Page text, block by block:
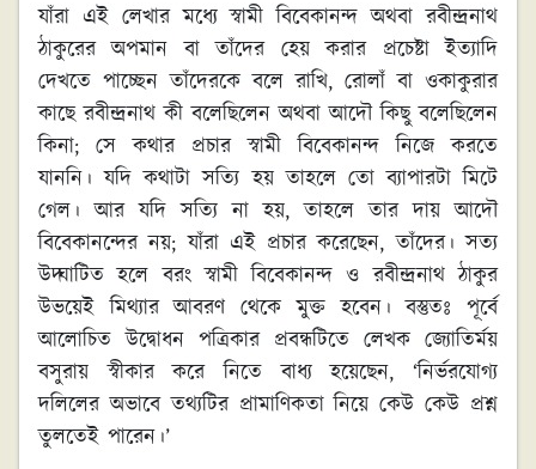
যাঁরা এই লেখার মধ্যে স্বামী বিবেকানন্দ অথবা রবীন্দ্রনাথ
ঠাকুরের অপমান বা তাঁদের হেয় করার প্রচেষ্টা ইত্যাদি
দেখতে পাচ্ছেন তাঁদেরকে বলে রাখি, রোলাঁ বা ওকাকুরার
কাছে রবীন্দ্রনাথ কী বলেছিলেন অথবা আদৌ কিছু বলেছিলেন
কিনা; সে কথার প্রচার স্বামী বিবেকানন্দ নিজে করতে
যাননি। যদি কথাটা সত্যি হয় তাহলে তো ব্যাপারটা মিটে
গেল। আর যদি সত্যি না হয়, তাহলে তার দায় আদৌ
বিবেকানন্দের নয়; যাঁরা এই প্রচার করেছেন, তাঁদের। সত‍্য
উদ্ঘাটিত হলে বরং স্বামী বিবেকানন্দ ও রবীন্দ্রনাথ ঠাকুর
উভয়েই মিথ্যার আবরণ থেকে মুক্ত হবেন। বস্তুতঃ পূর্বে
আলোচিত উদ্বোধন পত্রিকার প্রবন্ধটিতে লেখক জ্যোতির্ময়
বসুরায় স্বীকার করে নিতে বাধ্য হয়েছেন, ‘নির্ভরযোগ্য
দলিলের অভাবে তথ্যটির প্রামাণিকতা নিয়ে কেউ কেউ প্রশ্ন
তুলতেই পারেন।’